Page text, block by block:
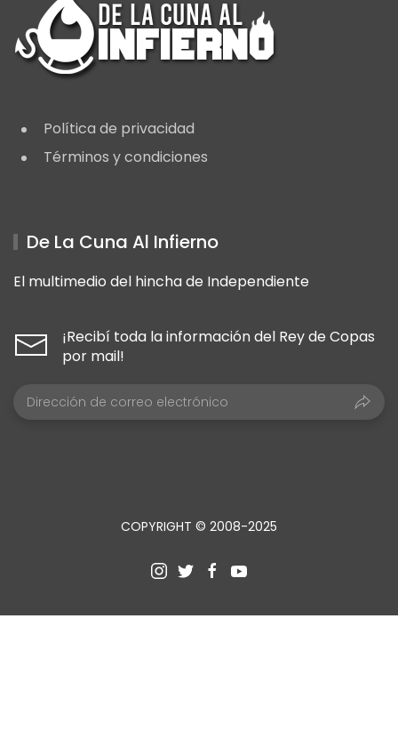
Política de privacidad
Términos y condiciones
De La Cuna Al Infierno
El multimedio del hincha de Independiente
¡Recibí toda la información del Rey de Copas
por mail!
COPYRIGHT © 2008-2025